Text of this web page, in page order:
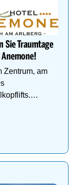
Sie Traumtage
Zentrum, am